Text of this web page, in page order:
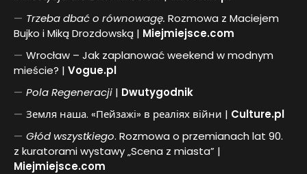
Trzeba dbać o równowagę. Rozmowa z Maciejem
Bujko i Miką Drozdowską | Miejmiejsce.com
Wrocław – Jak zaplanować weekend w modnym
mieście? | Vogue.pl
PolaRegeneracji | Dwutygodnik
Земля наша. «Пейзажі» в реаліях війни | Culture.pl
Głód wszystkiego. Rozmowa o przemianach lat 90.
z kuratorami wystawy „Scena z miasta” |
Miejmiejsce.com